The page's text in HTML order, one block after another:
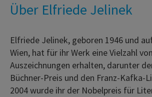
Über Elfriede Jelinek
Elfriede Jelinek, geboren 1946 und
Wien, hat für ihr Werk eine Vielzahl von
Auszeichnungen erhalten, darunter
Büchner-Preis und den Franz-Kafka-
2004 wurde ihr der Nobelpreis für